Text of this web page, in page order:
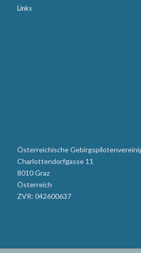
Links
Österreichische
Charlottendorfgasse 11
8010 Graz
Österreich
ZVR: 042600637